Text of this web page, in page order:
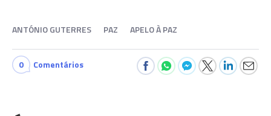
ANTÓNIO GUTERRES PAZ APELO À PAZ
0 Comentários